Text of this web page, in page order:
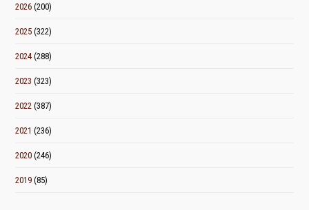
2026 (200)
2025 (322)
2024 (288)
2023 (323)
2022 (387)
2021 (236)
2020 (246)
2019 (85)